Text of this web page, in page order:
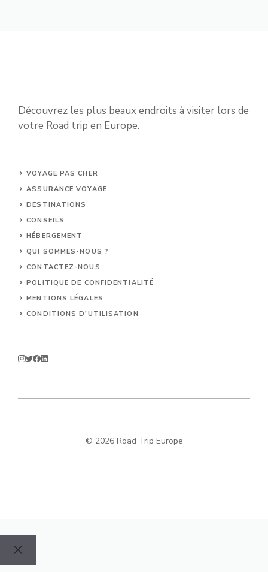
Découvrez les plus beaux endroits à visiter lors de
votre Road trip en Europe.
VOYAGE PAS CHER
ASSURANCE VOYAGE
DESTINATIONS
CONSEILS
HÉBERGEMENT
QUI SOMMES-NOUS ?
CONTACTEZ-NOUS
POLITIQUE DE CONFIDENTIALITÉ
MENTIONS LÉGALES
CONDITIONS D'UTILISATION
© 2026 Road Trip Europe
Fermer